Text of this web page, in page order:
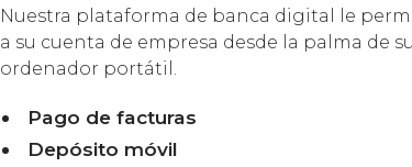
Nuestra plataforma de banca digital le
a su cuenta de empresa desde la palma de
ordenador portátil.
Pago de facturas
Depósito móvil